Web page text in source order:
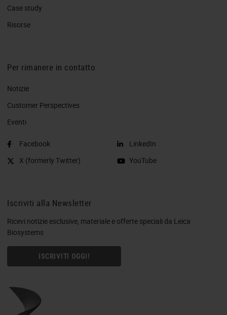
Case study
Risorse
Per rimanere in contatto
Notizie
Customer Perspectives​
Eventi
Facebook
X (formerly Twitter)
LinkedIn
YouTube
Iscriviti alla Newsletter
Ricevi notizie esclusive, materiale e offerte speciali da Leica
Biosystems
ISCRIVITI OGGI!